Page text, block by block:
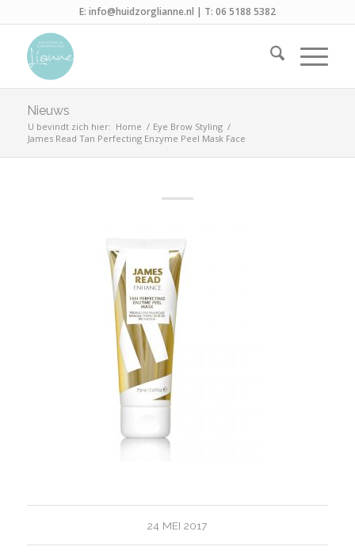
E: info@huidzorglianne.nl | T: 06 5188 5382
Nieuws
U bevindt zich hier: Home / Eye Brow Styling /
James Read Tan Perfecting Enzyme Peel Mask Face
24 MEI 2017